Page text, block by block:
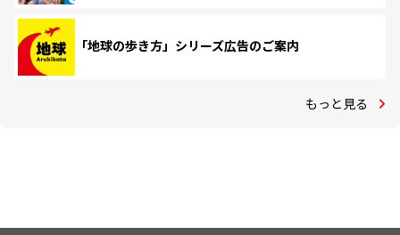
「地球の歩き方」シリーズ広告のご案内
もっと見る